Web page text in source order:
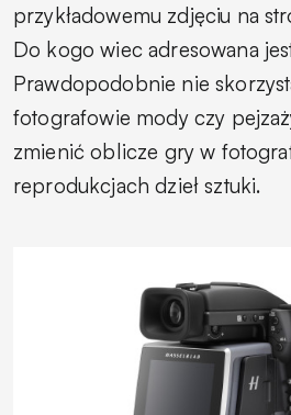
przykładowemu zdjęciu na
Do kogo wiec adresowana
Prawdopodobnie nie
fotografowie mody czy
zmienić oblicze gry w
reprodukcjach dzieł sztuki.